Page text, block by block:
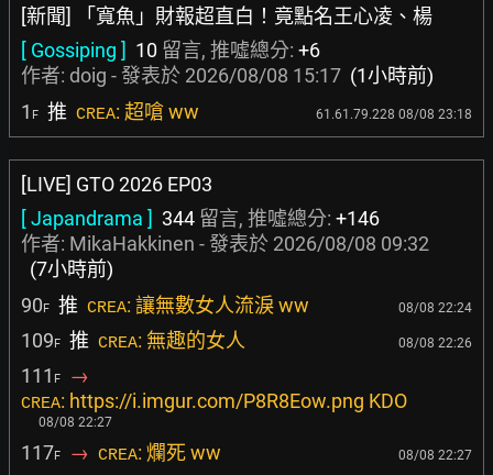
[新聞] 「寬魚」財報超直白！竟點名王心凌、楊
[ Gossiping ] 10 留言, 推噓總分: +6
作者: doig - 發表於 2026/08/08 15:17 (1小時前)
1 F 推 CREA: 超嗆 ww 61.61.79.228 08/08 23:18
[LIVE] GTO 2026 EP03
[ Japandrama ] 344 留言, 推噓總分: +146
作者: MikaHakkinen - 發表於 2026/08/08 09:32
(7小時前)
90F 推 CREA: 讓無數女人流淚 ww 08/08 22:24
109F 推 CREA: 無趣的女人 08/08 22:26
111 F →
CREA: https://i.imgur.com/P8R8Eow.png KDO
08/08 22:27
117F → CREA: 爛死 ww 08/08 22:27